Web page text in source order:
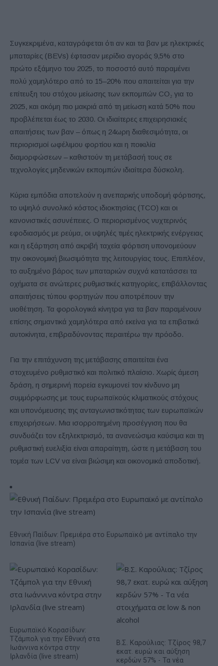
Συγκεκριμένα, καταγράφεται ότι αν και τα βαν με ηλεκτρικές
μπαταρίες (BEVs) έφτασαν μερίδιο αγοράς 9,5% στο
πρώτο εξάμηνο του 2025, το ποσοστό αυτό παραμένει
πολύ χαμηλότερο από το 15–20% που απαιτείται για την
επίτευξη του στόχου μείωσης των εκπομπών CO₂ για το
2025, και ακόμη πιο μακριά από τη μείωση κατά 50% που
προβλέπεται έως το 2030. Οι ιδιαίτερες επιχειρησιακές
απαιτήσεις των βαν – όπως η 24ωρη διαθεσιμότητα, οι
περιορισμοί ωφέλιμου φορτίου και η ποικιλία
διαμορφώσεων – καθιστούν τη μετάβασή τους σε
τεχνολογίες μηδενικών εκπομπών ιδιαίτερα δύσκολη.
Κύρια εμπόδια αποτελούν η ανεπαρκής υποδομή φόρτισης,
το υψηλό συνολικό κόστος ιδιοκτησίας (TCO) και οι
κανονιστικές ασυνέπειες. Ο περιορισμένος νυχτερινός
εφοδιασμός με ρεύμα, οι υψηλές τιμές ηλεκτρικής ενέργειας
και η εξάρτηση από ακριβή ταχεία φόρτιση υπονομεύουν
την οικονομική βιωσιμότητα της λειτουργίας τους. Επιπλέον,
το αυξημένο βάρος των μπαταριών συχνά κατατάσσει τα
οχήματα σε ανώτερες ρυθμιστικές κατηγορίες, επιβάλλοντας
απαιτήσεις τύπου φορτηγών που αποτρέπουν την
υιοθέτηση. Τα φορολογικά κίνητρα για τα βαν παραμένουν
επίσης σημαντικά χαμηλότερα από εκείνα για τα επιβατικά
αυτοκίνητα, επιβραδύνοντας περαιτέρω την πρόοδο.
Για την επιτάχυνση της μετάβασης απαιτείται ένα
στοχευμένο ρυθμιστικό και πολιτικό πλαίσιο. Χωρίς άμεση
δράση, η σημερινή πορεία εγκυμονεί τον κίνδυνο μη
συμμόρφωσης με τους ευρωπαϊκούς κλιματικούς στόχους
και υπονόμευσης της ανταγωνιστικότητας των ευρωπαϊκών
επιχειρήσεων. Μια ισορροπημένη προσέγγιση που θα
συνδυάζει τον εξηλεκτρισμό, τα ανανεώσιμα καύσιμα και τη
ρυθμιστική ευελιξία είναι απαραίτητη, ώστε η μετάβαση του
τομέα των LCV να είναι βιώσιμη και οικονομικά αποδοτική.
Εθνική Παίδων: Πρεμιέρα στο Ευρωπαϊκό με αντίπαλο την
Ισπανία (live stream)
Ευρωπαϊκό Κορασίδων:
Τζάμπολ για την Εθνική στα
Ιωάννινα κόντρα στην
Ιρλανδία (live stream)
Β.Σ. Καρούλιας: Τζίρος 98,7
εκατ. ευρώ και αύξηση
κερδών 57% - Τα νέα